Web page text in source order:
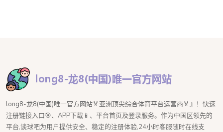
long8-龙8(中国)唯一官方网站🏅亚洲顶尖综合体育平台运营商🏅』！快速
注册链接入口🎯、APP下载📱、平台首页及登录服务。作为中国区领先的
平台,谈球吧为用户提供安全、稳定的注册体验,24小时客服随时在线支